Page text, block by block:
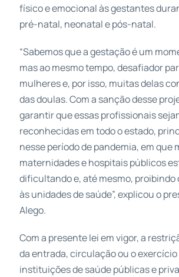
físico e emocional às gestantes
pré-natal, neonatal e pós-natal.
“Sabemos que a gestação é um
mas ao mesmo tempo, desafiador
mulheres e, por isso, muitas delas
das doulas. Com a sanção desse
garantir que essas profissionais
reconhecidas em todo o estado,
nesse período de pandemia, em que
maternidades e hospitais públicos
dificultando e, até mesmo, proibindo
às unidades de saúde”, explicou o
Alego.
Com a presente lei em vigor, a
da entrada, circulação ou o
instituições de saúde públicas e